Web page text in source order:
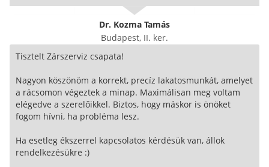
Dr. Kozma Tamás
Budapest, II. ker.
Tisztelt Zárszerviz csapata!
Nagyon köszönöm a korrekt, precíz lakatosmunkát, amelyet
a rácsomon végeztek a minap. Maximálisan meg voltam
elégedve a szerelőikkel. Biztos, hogy máskor is önöket
fogom hívni, ha probléma lesz.
Ha esetleg ékszerrel kapcsolatos kérdésük van, állok
rendelkezésükre :)